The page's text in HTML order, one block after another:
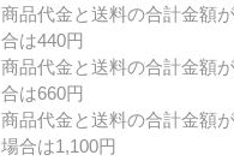
商品代金と送料の合計金額
合は440円
商品代金と送料の合計金額
合は660円
商品代金と送料の合計金額
場合は1,100円